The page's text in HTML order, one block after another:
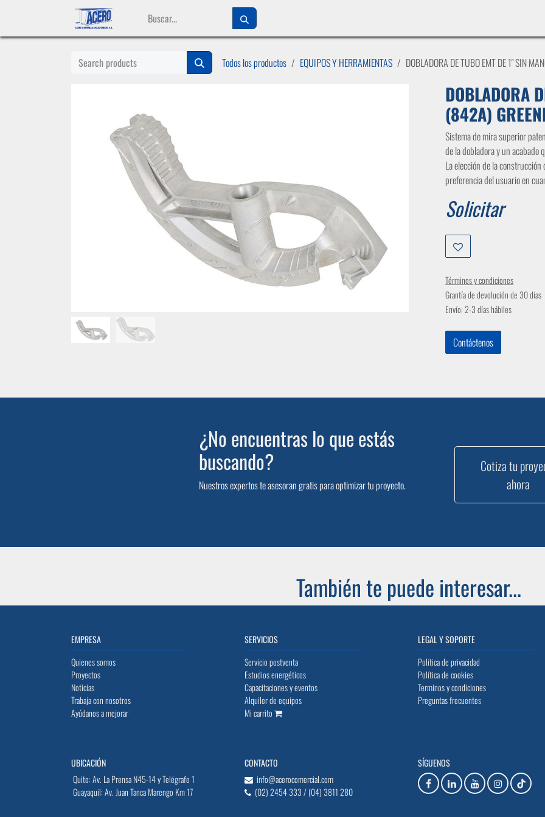
Todos los productos EQUIPOS Y HERRAMIENTAS DOBLADORA DE TUBO EMT DE 1" SIN
DOBLADORA
(842A)
Sistema de mira superior
de la dobladora y un acabado
La elección de la
preferencia del usuario en
Solicitar
Términos y condiciones
Grantía de devolución de 30 días
Envío: 2-3 días hábiles
Contáctenos
¿No encuentras lo que estás
buscando?
Nuestros expertos te asesoran gratis para optimizar tu proyecto.
Cotiza tu
ahora
También te puede interesar...
EMPRESA
Quienes somos
Proyectos
Noticias
Trabaja con nosotros
Ayúdanos a mejorar
SERVICIOS
Servicio postventa
Estudios energéticos
Capacitaciones y eventos
Alquiler de equipos
Mi carrito
LEGAL Y SOPORTE
Política de privacidad
Política de cookies
Terminos y condiciones
Preguntas frecuentes
UBICACIÓN
Quito: Av. La Prensa N45-14 y Telégrafo 1
Guayaquil: Av. Juan Tanca Marengo Km 17
CONTACTO
info@acerocomercial.com
(02) 2454 333 / (04) 3811 280
SÍGUENOS